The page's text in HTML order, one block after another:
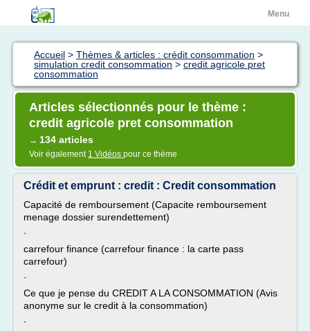
Menu
Accueil > Thèmes & articles : crédit consommation >
simulation credit consommation > credit agricole pret
consommation
Articles sélectionnés pour le thème :
credit agricole pret consommation
→ 134 articles
Voir également 1 Vidéos pour ce thème
Crédit et emprunt : credit : Credit consommation
Capacité de remboursement (Capacite remboursement
menage dossier surendettement)
·
carrefour finance (carrefour finance : la carte pass
carrefour)
·
Ce que je pense du CREDIT A LA CONSOMMATION (Avis
anonyme sur le credit à la consommation)
·